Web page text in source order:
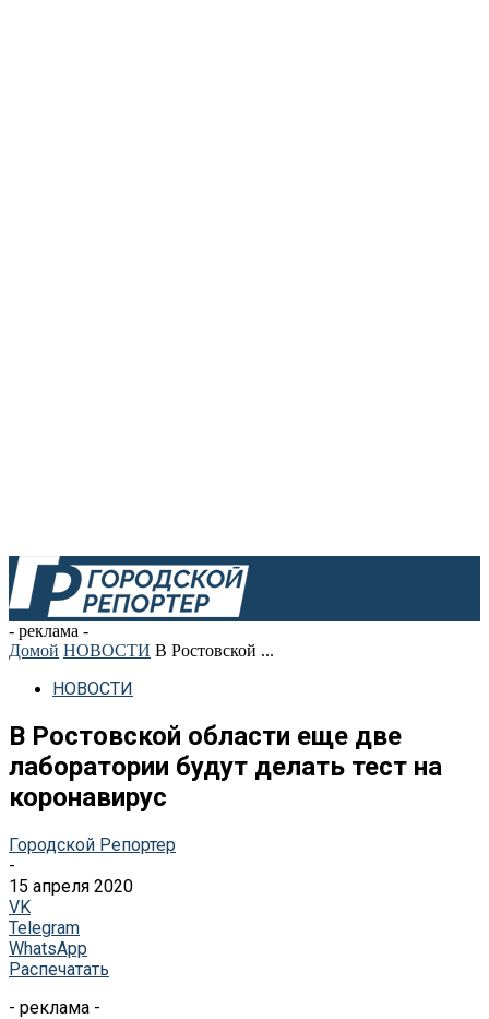
- реклама -
Домой НОВОСТИ В Ростовской ...
НОВОСТИ
В Ростовской области еще две
лаборатории будут делать тест на
коронавирус
Городской Репортер
-
15 апреля 2020
VK
Telegram
WhatsApp
Распечатать
- реклама -